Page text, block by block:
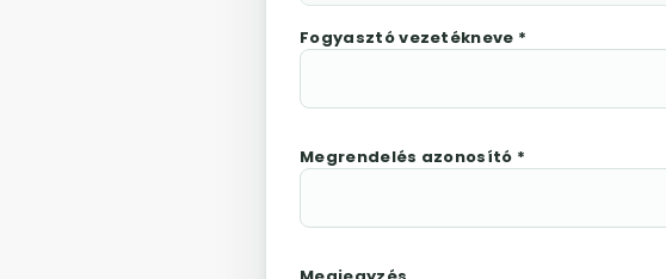
Fogyasztó vezetékneve *
Megrendelés azonosító *